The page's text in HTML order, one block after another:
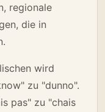
regionale
die in
wird
zu "dunno".
pas" zu "chais